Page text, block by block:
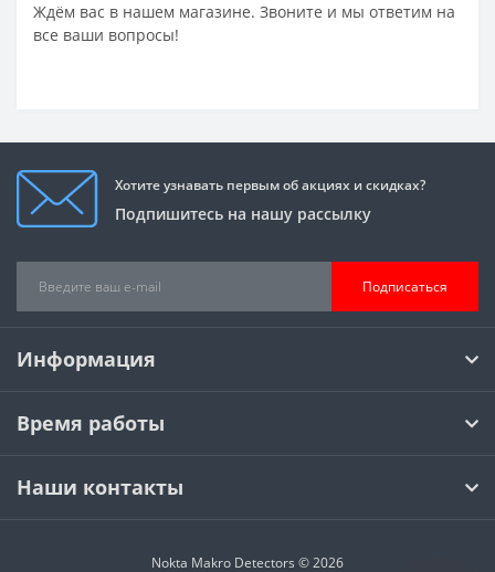
​Ждём вас в нашем магазине. Звоните и мы ответим на
все ваши вопросы!
Хотите узнавать первым об акциях и скидках?
Подпишитесь на нашу рассылку
Подписаться
Информация
Время работы
Наши контакты
Nokta Makro Detectors © 2026